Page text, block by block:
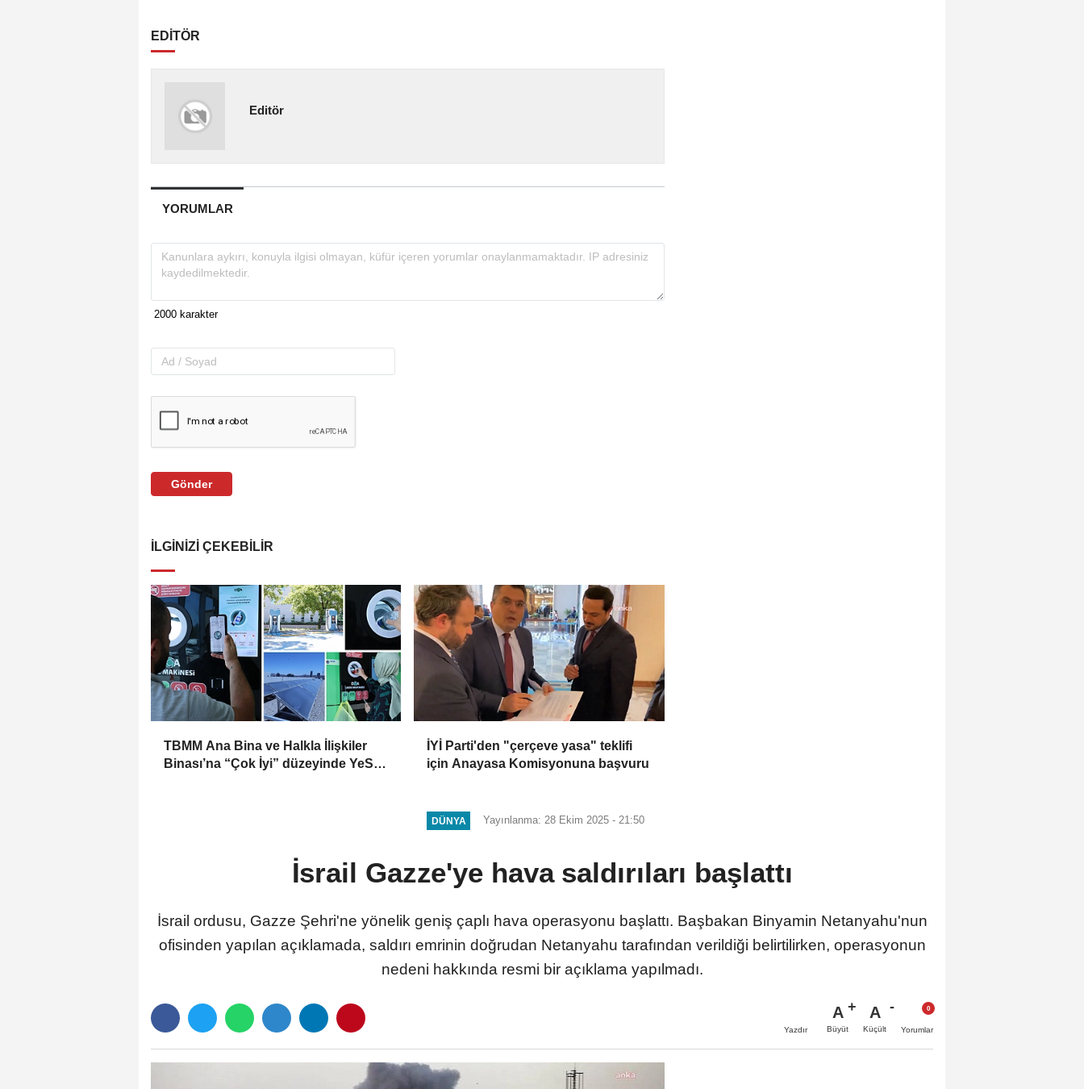
EDİTÖR
Editör
YORUMLAR
Gönder
İLGINIZI ÇEKEBILIR
TBMM Ana Bina ve Halkla İlişkiler
Binası’na “Çok İyi” düzeyinde YeS-
İYİ Parti'den "çerçeve yasa" teklifi
için Anayasa Komisyonuna başvuru
DÜNYA Yayınlanma: 28 Ekim 2025 - 21:50
İsrail Gazze'ye hava saldırıları başlattı
İsrail ordusu, Gazze Şehri'ne yönelik geniş çaplı hava operasyonu başlattı. Başbakan Binyamin Netanyahu'nun
ofisinden yapılan açıklamada, saldırı emrinin doğrudan Netanyahu tarafından verildiği belirtilirken, operasyonun
nedeni hakkında resmi bir açıklama yapılmadı.
Yazdır
A
Büyüt
A
Küçült Yorumlar